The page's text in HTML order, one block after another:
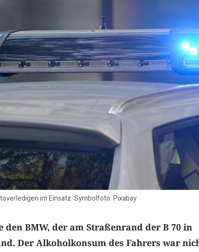
im Einsatz. Symbolfoto: Pixabay
BMW, der am Straßenrand der B 70 in
Der Alkoholkonsum des Fahrers war